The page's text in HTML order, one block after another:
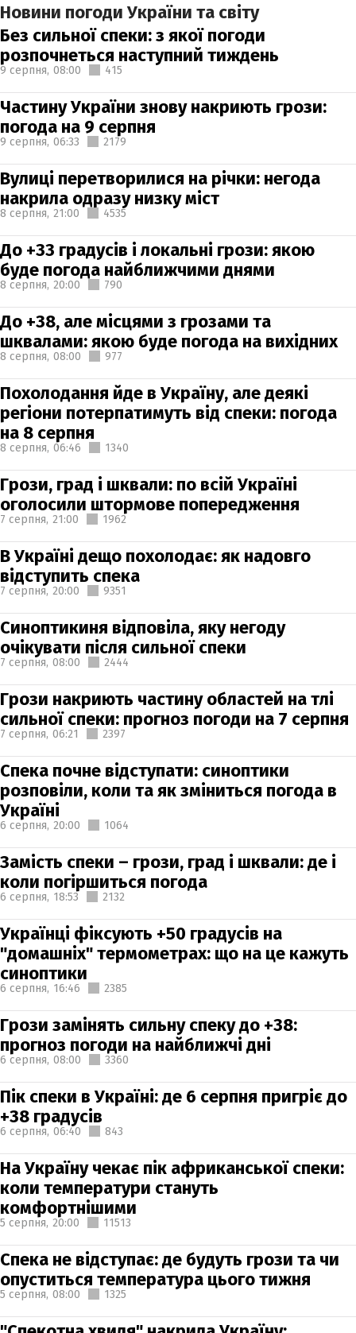
Новини погоди України та світу
Без сильної спеки: з якої погоди
розпочнеться наступний тиждень
9 серпня, 08:00 415
Частину України знову накриють грози:
погода на 9 серпня
9 серпня, 06:33 2179
Вулиці перетворилися на річки: негода
накрила одразу низку міст
8 серпня, 21:00 4535
До +33 градусів і локальні грози: якою
буде погода найближчими днями
8 серпня, 20:00 790
До +38, але місцями з грозами та
шквалами: якою буде погода на вихідних
8 серпня, 08:00 977
Похолодання йде в Україну, але деякі
регіони потерпатимуть від спеки: погода
на 8 серпня
8 серпня, 06:46 1340
Грози, град і шквали: по всій Україні
оголосили штормове попередження
7 серпня, 21:00 1962
В Україні дещо похолодає: як надовго
відступить спека
7 серпня, 20:00 9351
Синоптикиня відповіла, яку негоду
очікувати після сильної спеки
7 серпня, 08:00 2444
Грози накриють частину областей на тлі
сильної спеки: прогноз погоди на 7 серпня
7 серпня, 06:21 2397
Спека почне відступати: синоптики
розповіли, коли та як зміниться погода в
Україні
6 серпня, 20:00 1064
Замість спеки – грози, град і шквали: де і
коли погіршиться погода
6 серпня, 18:53 2132
Українці фіксують +50 градусів на
"домашніх" термометрах: що на це кажуть
синоптики
6 серпня, 16:46 2385
Грози замінять сильну спеку до +38:
прогноз погоди на найближчі дні
6 серпня, 08:00 3360
Пік спеки в Україні: де 6 серпня пригріє до
+38 градусів
6 серпня, 06:40 843
На Україну чекає пік африканської спеки:
коли температури стануть
комфортнішими
5 серпня, 20:00 11513
Спека не відступає: де будуть грози та чи
опуститься температура цього тижня
5 серпня, 08:00 1325